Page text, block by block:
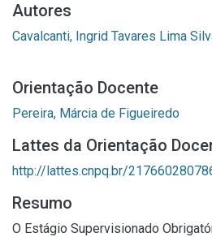
Autores
Cavalcanti, Ingrid Tavares Lima
Orientação Docente
Pereira, Márcia de Figueiredo
Lattes da Orientação
http://lattes.cnpq.br/
Resumo
O Estágio Supervisionado